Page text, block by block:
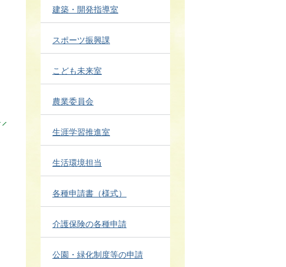
建築・開発指導室
スポーツ振興課
こども未来室
農業委員会
生涯学習推進室
生活環境担当
各種申請書（様式）
介護保険の各種申請
公園・緑化制度等の申請